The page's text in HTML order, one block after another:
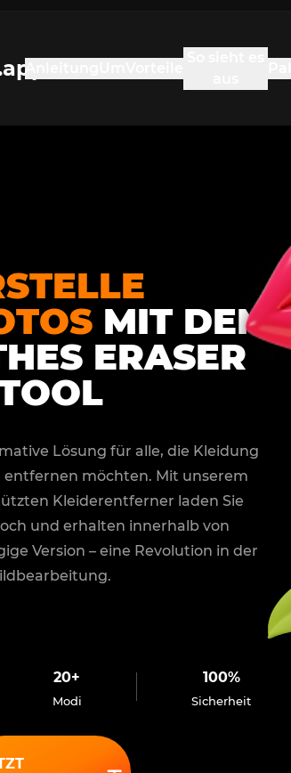
Anleitung
MIT DEM
ERASER
Lösung für alle, die Kleidung
entfernen möchten. Mit unserem
Kleiderentferner laden Sie
und erhalten innerhalb von
Version – eine Revolution in der
20+
Modi
100%
Sicherheit